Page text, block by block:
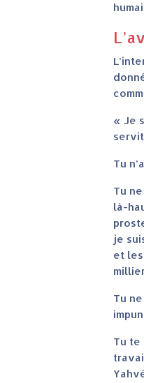
« Je
Tu
Tu
là-
je
et
Tu
Tu te